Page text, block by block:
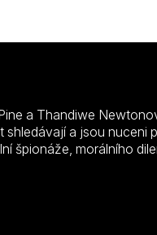
a Thandiwe
a jsou nuceni
špionáže, morálního